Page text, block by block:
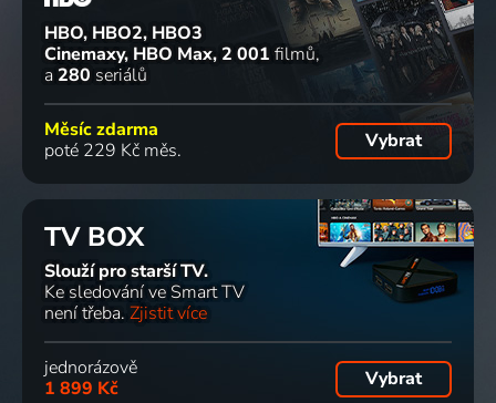
HBO, HBO2, HBO3
Cinemaxy, HBO Max 2 001 filmů
a 280 seriálů
Měsíc zdarma
poté 229 Kč měs.
Vybrat
TV BOX
Slouží pro starší TV.
Ke sledování ve Smart TV
není třeba. Zjistit více
jednorázově
1 899 Kč
Vybrat